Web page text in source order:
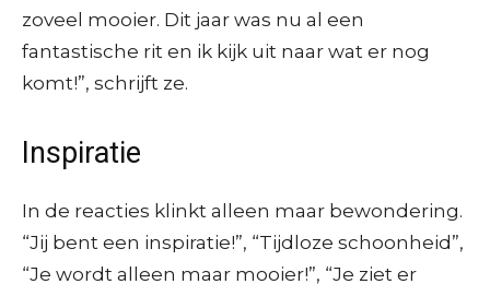
zoveel mooier. Dit jaar was nu al een
fantastische rit en ik kijk uit naar wat er nog
komt!”, schrijft ze.
Inspiratie
In de reacties klinkt alleen maar bewondering.
“Jij bent een inspiratie!”, “Tijdloze schoonheid”,
“Je wordt alleen maar mooier!”, “Je ziet er